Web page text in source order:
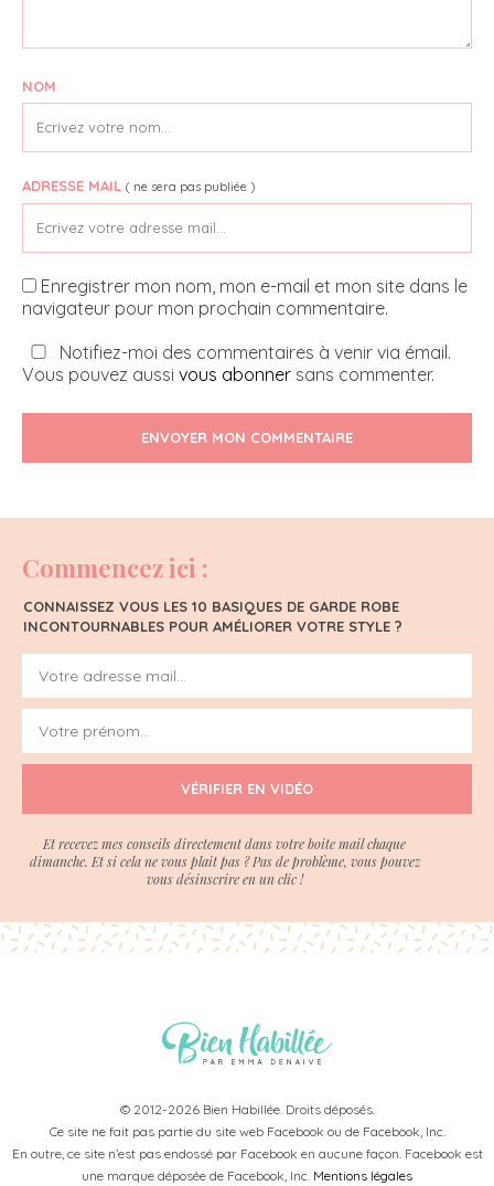
NOM
ADRESSE MAIL ( ne sera pas publiée )
Enregistrer mon nom, mon e-mail et mon site dans le
navigateur pour mon prochain commentaire.
Notifiez-moi des commentaires à venir via émail.
Vous pouvez aussi vous abonner sans commenter.
ENVOYER MON COMMENTAIRE
Commencez ici :
CONNAISSEZ VOUS LES 10 BASIQUES DE GARDE ROBE
INCONTOURNABLES POUR AMÉLIORER VOTRE STYLE ?
VÉRIFIER EN VIDÉO
Et recevez mes conseils directement dans votre boite mail chaque
dimanche. Et si cela ne vous plait pas ? Pas de problème, vous pouvez
vous désinscrire en un clic !
© 2012-2026 Bien Habillée. Droits déposés.
Ce site ne fait pas partie du site web Facebook ou de Facebook, Inc.
En outre, ce site n’est pas endossé par Facebook en aucune façon. Facebook est
une marque déposée de Facebook, Inc. Mentions légales